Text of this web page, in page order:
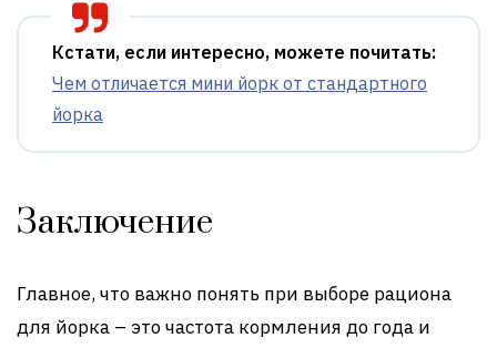
Кстати, если интересно, можете почитать:
Чем отличается мини йорк от стандартного
йорка
Заключение
Главное, что важно понять при выборе рациона
для йорка – это частота кормления до года и